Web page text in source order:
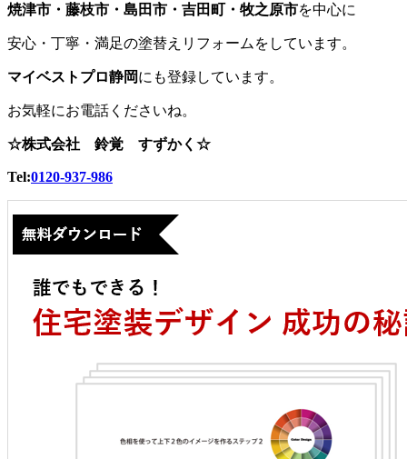
焼津市・藤枝市・島田市・吉田町・牧之原市を中心に
安心・丁寧・満足の塗替えリフォームをしています。
マイベストプロ静岡にも登録しています。
お気軽にお電話くださいね。
☆株式会社 鈴覚 すずかく☆
Tel:0120-937-986